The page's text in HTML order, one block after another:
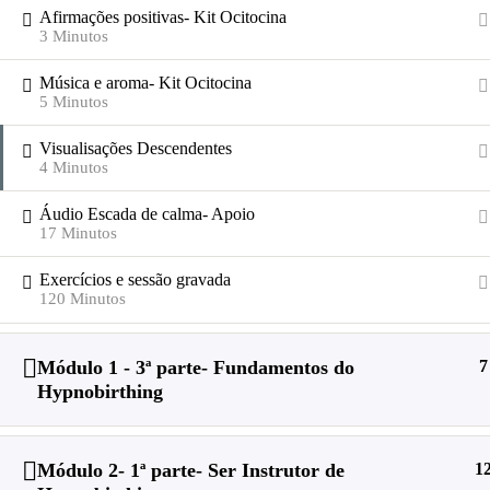
Home
Todos os Programas
Profissionais
Formação a Profissionais Hypnobirthing- 2025
Afirmações positivas- Kit Ocitocina
3 Minutos
Música e aroma- Kit Ocitocina
5 Minutos
Visualisações Descendentes
4 Minutos
Áudio Escada de calma- Apoio
17 Minutos
Exercícios e sessão gravada
120 Minutos
Módulo 1 - 3ª parte- Fundamentos do
Hypnobirthing
7
Módulo 2- 1ª parte- Ser Instrutor de